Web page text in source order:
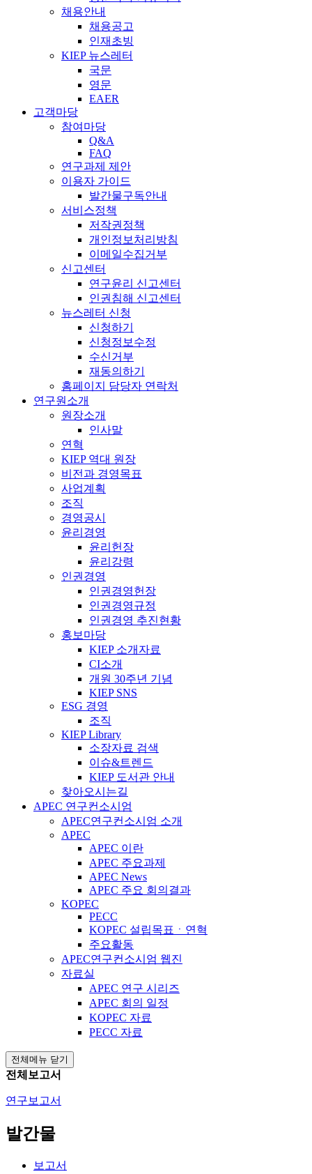
채용안내
채용공고
인재초빙
KIEP 뉴스레터
국문
영문
EAER
고객마당
참여마당
Q&A
FAQ
연구과제 제안
이용자 가이드
발간물구독안내
서비스정책
저작권정책
개인정보처리방침
이메일수집거부
신고센터
연구윤리 신고센터
인권침해 신고센터
뉴스레터 신청
신청하기
신청정보수정
수신거부
재동의하기
홈페이지 담당자 연락처
연구원소개
원장소개
인사말
연혁
KIEP 역대 원장
비전과 경영목표
사업계획
조직
경영공시
윤리경영
윤리헌장
윤리강령
인권경영
인권경영헌장
인권경영규정
인권경영 추진현황
홍보마당
KIEP 소개자료
CI소개
개원 30주년 기념
KIEP SNS
ESG 경영
조직
KIEP Library
소장자료 검색
이슈&트렌드
KIEP 도서관 안내
찾아오시는길
APEC 연구컨소시엄
APEC연구컨소시엄 소개
APEC
APEC 이란
APEC 주요과제
APEC News
APEC 주요 회의결과
KOPEC
PECC
KOPEC 설립목표ㆍ연혁
주요활동
APEC연구컨소시엄 웹진
자료실
APEC 연구 시리즈
APEC 회의 일정
KOPEC 자료
PECC 자료
전체메뉴 닫기
전체보고서
연구보고서
발간물
보고서